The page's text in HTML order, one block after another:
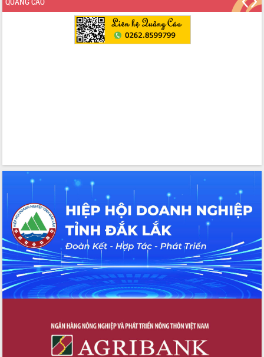
Chương trình “Gặp gỡ hữu nghị –
Friendship Meeting New Year 2026”
Bầu cử Quốc hội và HĐND: Cử tri Đắk
Lắk gửi gắm niềm tin, kỳ vọng vào lá
kiểm tra, chỉ đạo hoàn thành các dự
án cao tốc và thăm khu tái định cư tại
Đắk Lắk
Sôi nổi Hội đua ngựa truyền thống Gò
Thì Thùng mừng Xuân Bính Ngọ 2026
Lãnh đạo tỉnh dâng hương tưởng niệm
tại Đập Đồng Cam đầu Xuân Bính Ngọ
Ngành nông nghiệp phấn đấu tăng
trưởng đạt 5,86% trong năm 2026
UBND tỉnh Đắk Lắk triển khai công tác
quốc phòng, quân sự địa phương năm
Đắk Lắk tập trung toàn lực khắc phục
tồn tại IUU, sẵn sàng làm việc với
Đoàn thanh tra EC